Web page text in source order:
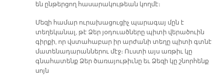
են ընթերցող հասարակութեան կողմէ։
Մեզի համար ուրախացուցիչ պարագայ մըն է
տեղեկանալ, թէ Ձեր յօդուածները պիտի վերածուին
գիրքի, որ վստահաբար իր արժանի տեղը պիտի գտնէ
մատենադարաններու մէջ։ Ուստի այս առթիւ կը
գնահատենք Ձեր ծառայութիւնը եւ Ձեզի կը շնորհենք
սոյն